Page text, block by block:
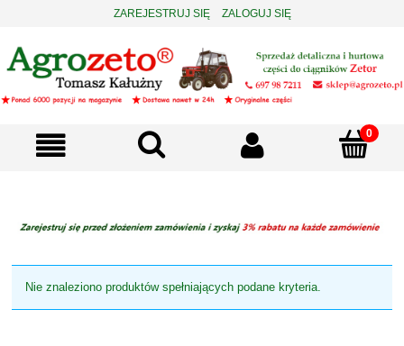
ZAREJESTRUJ SIĘ ZALOGUJ SIĘ
Nie znaleziono produktów spełniających podane kryteria.